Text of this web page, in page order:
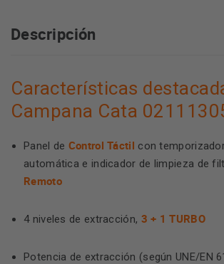
Descripción
Características
Campana Cata
Panel de Control Táctil con
automática e indicador de limpieza de
Remoto
4 niveles de extracción, 3 + 1 TURBO
Potencia de extracción (según UNE/EN